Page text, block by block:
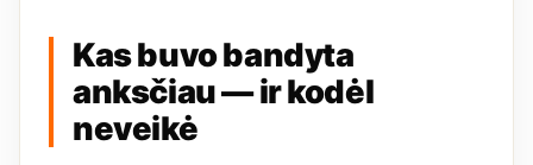
Kas buvo bandyta
anksčiau — ir kodėl
neveikė